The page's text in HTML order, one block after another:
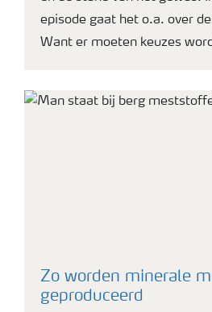
episode gaat het o.a. over
Want er moeten keuzes
Zo worden minerale
geproduceerd